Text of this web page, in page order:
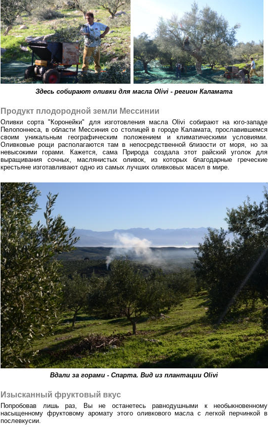
Здесь собирают оливки для масла Olivi - регион Каламата
Продукт плодородной земли Мессинии
Оливки сорта "Коронейки" для изготовления масла Olivi собирают на юго-западе
Пелопоннеса, в области Мессиния со столицей в городе Каламата, прославившемся
своим уникальным географическим положением и климатическими условиями.
Оливковые рощи располагаются там в непосредственной близости от моря, но за
невысокими горами. Кажется, сама Природа создала этот райский уголок для
выращивания сочных, маслянистых оливок, из которых благодарные греческие
крестьяне изготавливают одно из самых лучших оливковых масел в мире.
Вдали за горами - Спарта. Вид из плантации Olivi
Изысканный фруктовый вкус
Попробовав лишь раз, Вы не останетесь равнодушными к необыкновенному
насыщенному фруктовому аромату этого оливкового масла с легкой перчинкой в
послевкусии.